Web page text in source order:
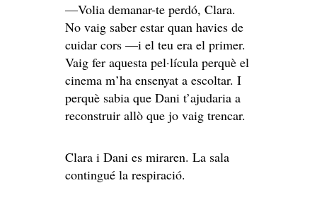
—Volia demanar-te perdó, Clara.
No vaig saber estar quan havies de
cuidar cors —i el teu era el primer.
Vaig fer aquesta pel·lícula perquè el
cinema m’ha ensenyat a escoltar. I
perquè sabia que Dani t’ajudaria a
reconstruir allò que jo vaig trencar.
Clara i Dani es miraren. La sala
contingué la respiració.